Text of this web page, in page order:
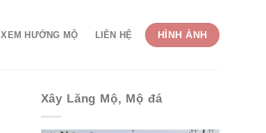
XEM HƯỚNG MỘ LIÊN HỆ HÌNH ẢNH
Xây Lăng Mộ, Mộ đá